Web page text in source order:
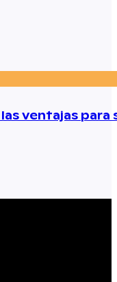
las ventajas